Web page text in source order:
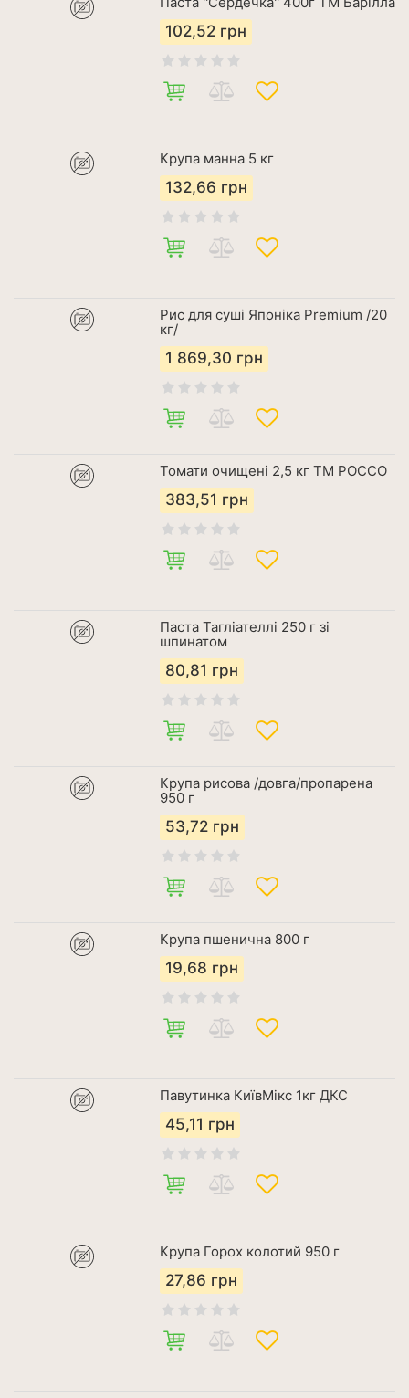
102,52 грн
Крупа манна 5 кг
132,66 грн
Рис для суші Японіка Premium /20
кг/
1 869,30 грн
Томати очищені 2,5 кг ТМ РОССО
383,51 грн
Паста Тагліателлі 250 г зі
шпинатом
80,81 грн
Крупа рисова /довга/пропарена
950 г
53,72 грн
Крупа пшенична 800 г
19,68 грн
Павутинка КиївМікс 1кг ДКС
45,11 грн
Крупа Горох колотий 950 г
27,86 грн